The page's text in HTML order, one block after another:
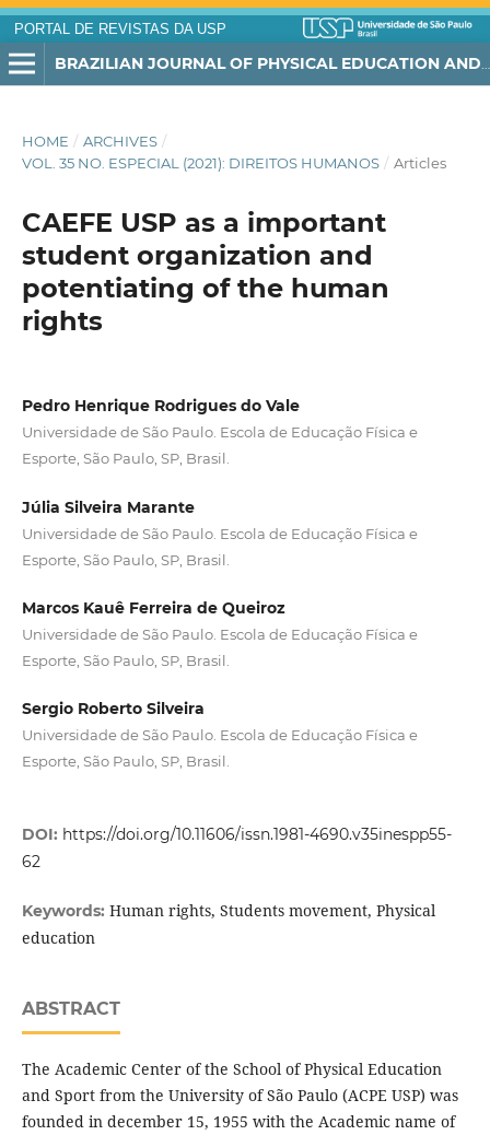
PORTAL DE REVISTAS DA USP
HOME / ARCHIVES /
VOL. 35 NO. ESPECIAL (2021): DIREITOS HUMANOS / Articles
CAEFE USP as a important
student organization and
potentiating of the human
rights
Pedro Henrique Rodrigues do Vale
Universidade de São Paulo. Escola de Educação Física e
Esporte, São Paulo, SP, Brasil.
Júlia Silveira Marante
Universidade de São Paulo. Escola de Educação Física e
Esporte, São Paulo, SP, Brasil.
Marcos Kauê Ferreira de Queiroz
Universidade de São Paulo. Escola de Educação Física e
Esporte, São Paulo, SP, Brasil.
Sergio Roberto Silveira
Universidade de São Paulo. Escola de Educação Física e
Esporte, São Paulo, SP, Brasil.
DOI: https://doi.org/10.11606/issn.1981-4690.v35inespp55-
62
Keywords: Human rights, Students movement, Physical
education
ABSTRACT
The Academic Center of the School of Physical Education
and Sport from the University of São Paulo (ACPE USP) was
founded in december 15, 1955 with the Academic name of